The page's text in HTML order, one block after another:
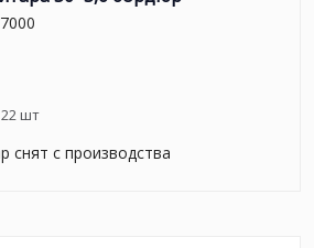
22шт
снят с производства